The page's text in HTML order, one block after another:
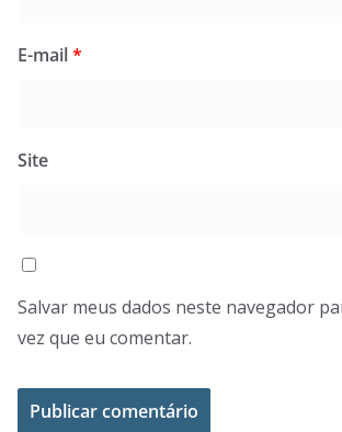
E-mail*
Site
Salvar meus dados neste navegador
vez que eu comentar.